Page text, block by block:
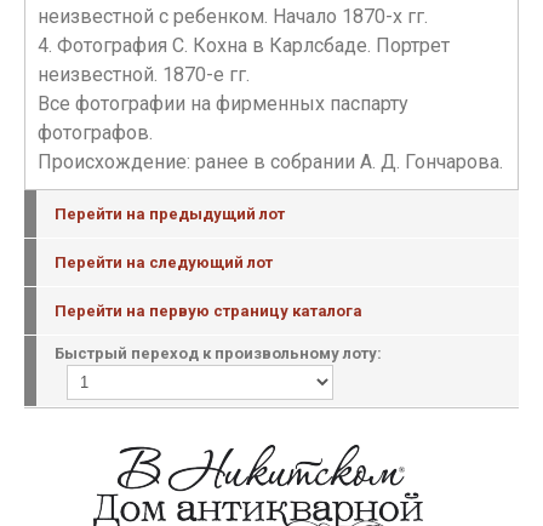
неизвестной с ребенком. Начало 1870-х гг.
4. Фотография С. Кохна в Карлсбаде. Портрет
неизвестной. 1870-е гг.
Все фотографии на фирменных паспарту
фотографов.
Происхождение: ранее в собрании А. Д. Гончарова.
Перейти на предыдущий лот
Перейти на следующий лот
Перейти на первую страницу каталога
Быстрый переход к произвольному лоту: